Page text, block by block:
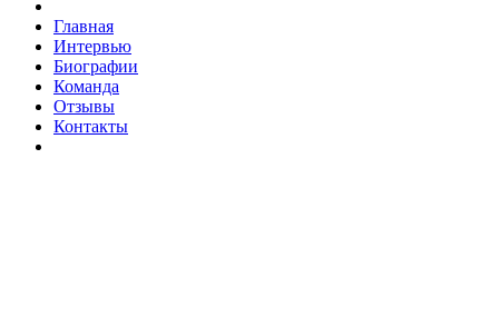
Главная
Интервью
Биографии
Команда
Отзывы
Контакты